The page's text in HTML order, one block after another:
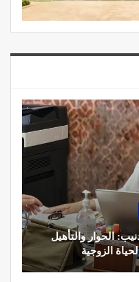
الحوار والتأهيل
الزوجية